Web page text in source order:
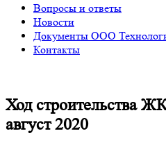
Вопросы и ответы
Новости
Документы ООО
Контакты
Ход строительства
август 2020